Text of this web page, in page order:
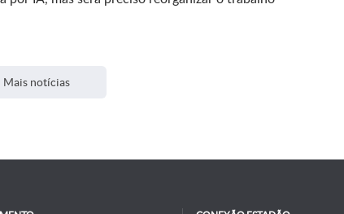
Mais notícias